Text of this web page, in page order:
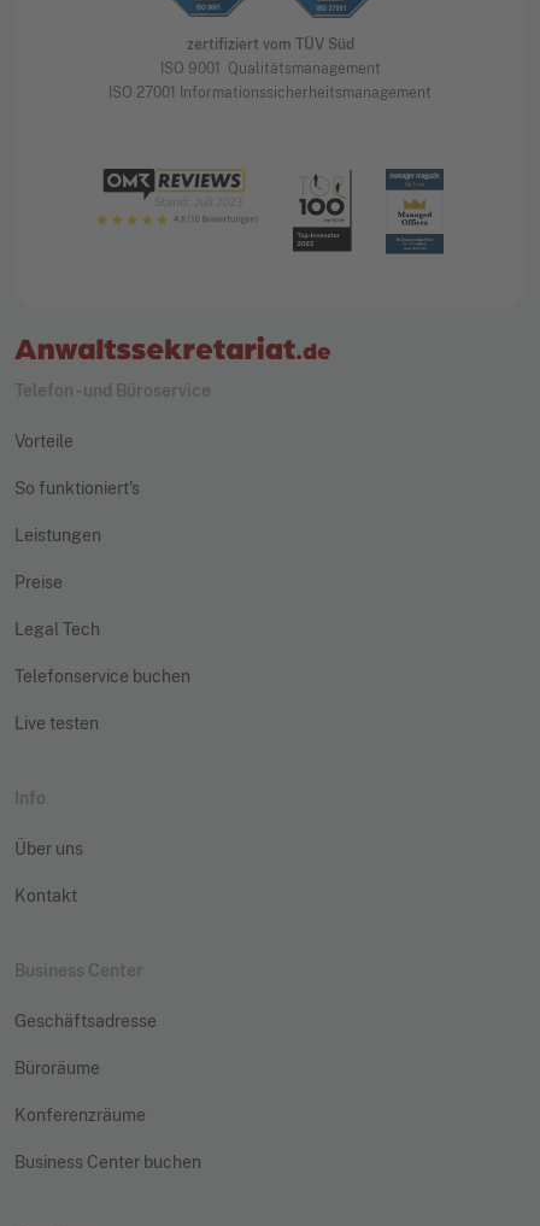
zertifiziert vom TÜV Süd
ISO 9001 Qualitätsmanagement
ISO 27001 Informationssicherheitsmanagement
Telefon - und Büroservice
Vorteile
So funktioniert's
Leistungen
Preise
Legal Tech
Telefonservice buchen
Live testen
Info
Über uns
Kontakt
Business Center
Geschäftsadresse
Büroräume
Konferenzräume
Business Center buchen